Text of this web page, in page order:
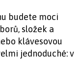
budete moci
složek a
klávesovou
jednoduché: v